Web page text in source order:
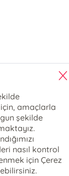
amaçlarla
şekilde
nasıl kontrol
için Çerez